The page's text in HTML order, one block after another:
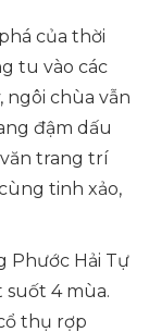
của thời
tu vào các
ngôi chùa vẫn
đậm dấu
trang trí
tinh xảo,
Phước Hải Tự
suốt 4 mùa.
thụ rợp